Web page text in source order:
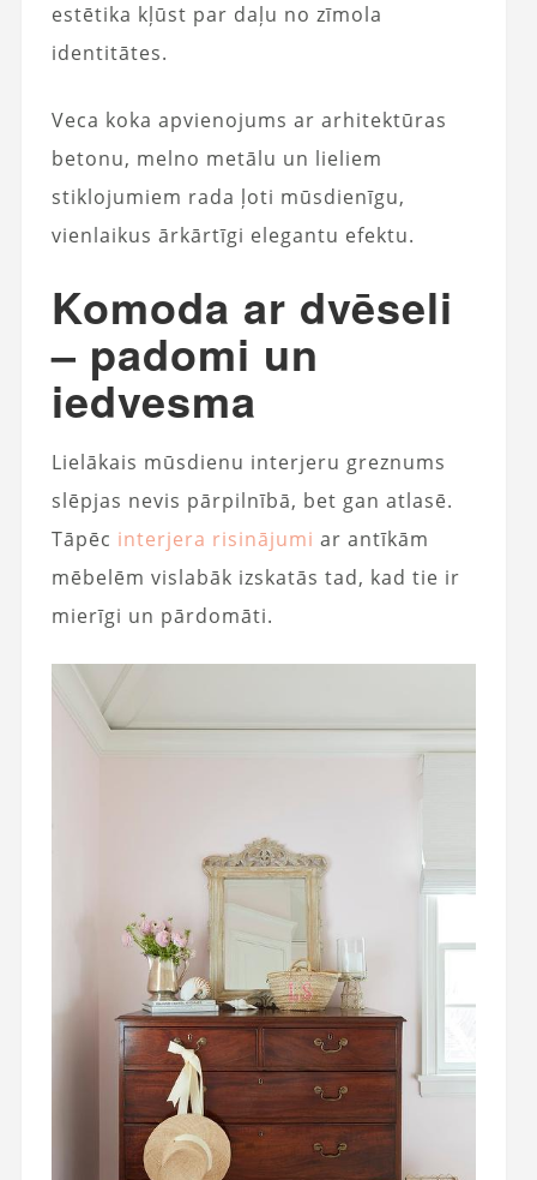
estētika kļūst par daļu no zīmola
identitātes.
Veca koka apvienojums ar arhitektūras
betonu, melno metālu un lieliem
stiklojumiem rada ļoti mūsdienīgu,
vienlaikus ārkārtīgi elegantu efektu.
Komoda ar dvēseli
– padomi un
iedvesma
Lielākais mūsdienu interjeru greznums
slēpjas nevis pārpilnībā, bet gan atlasē.
Tāpēc interjera risinājumi ar antīkām
mēbelēm vislabāk izskatās tad, kad tie ir
mierīgi un pārdomāti.